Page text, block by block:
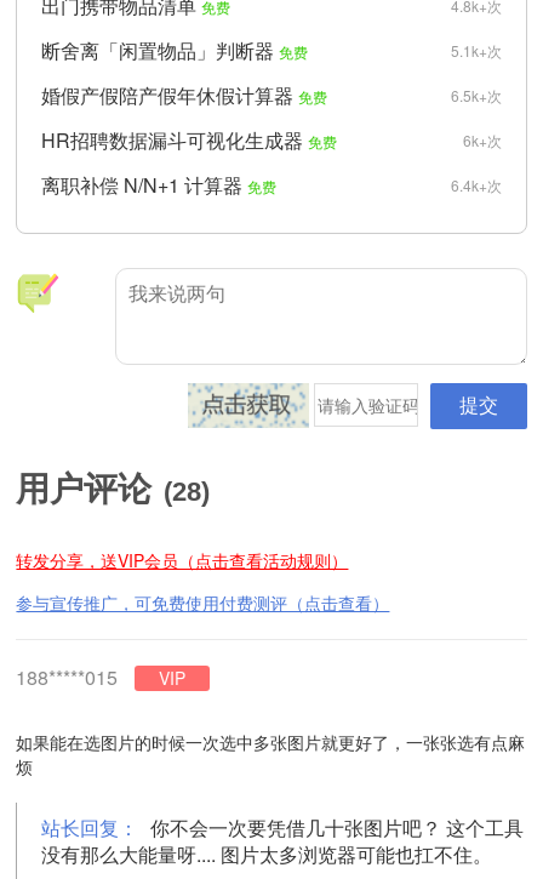
4.8k+次
出门携带物品清单 免费
5.1k+次
断舍离「闲置物品」判断器 免费
6.5k+次
婚假产假陪产假年休假计算器 免费
6k+次
HR招聘数据漏斗可视化生成器 免费
6.4k+次
离职补偿 N/N+1 计算器 免费
用户评论 (28)
转发分享，送VIP会员（点击查看活动规则）
参与宣传推广，可免费使用付费测评（点击查看）
188*****015 VIP
如果能在选图片的时候一次选中多张图片就更好了，一张张选有点麻
烦
站长回复：
你不会一次要凭借几十张图片吧？ 这个工具
没有那么大能量呀.... 图片太多浏览器可能也扛不住。